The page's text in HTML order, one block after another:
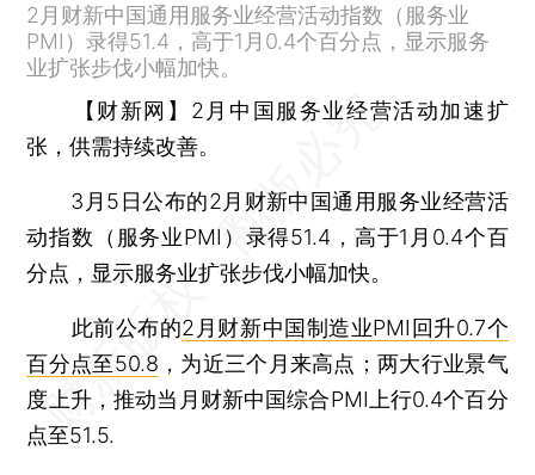
2月财新中国通用服务业经营活动指数（服务业
PMI）录得51.4，高于1月0.4个百分点，显示服务
业扩张步伐小幅加快。
【财新网】 2月中国服务业经营活动加速扩
张，供需持续改善。
3月5日公布的2月财新中国通用服务业经营活
动指数（服务业PMI）录得51.4，高于1月0.4个百
分点，显示服务业扩张步伐小幅加快。
此前公布的2月财新中国制造业PMI回升0.7个
百分点至50.8 ，为近三个月来高点；两大行业景气
度上升，推动当月财新中国综合PMI上行0.4个百分
点至51.5.